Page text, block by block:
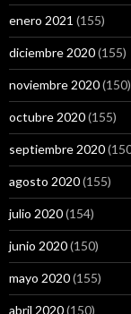
enero 2021 (155)
diciembre 2020(155)
noviembre 2020(150)
octubre 2020(155)
septiembre 2020
agosto 2020(155)
julio 2020(154)
junio 2020(150)
mayo 2020(155)
abril 2020(150)